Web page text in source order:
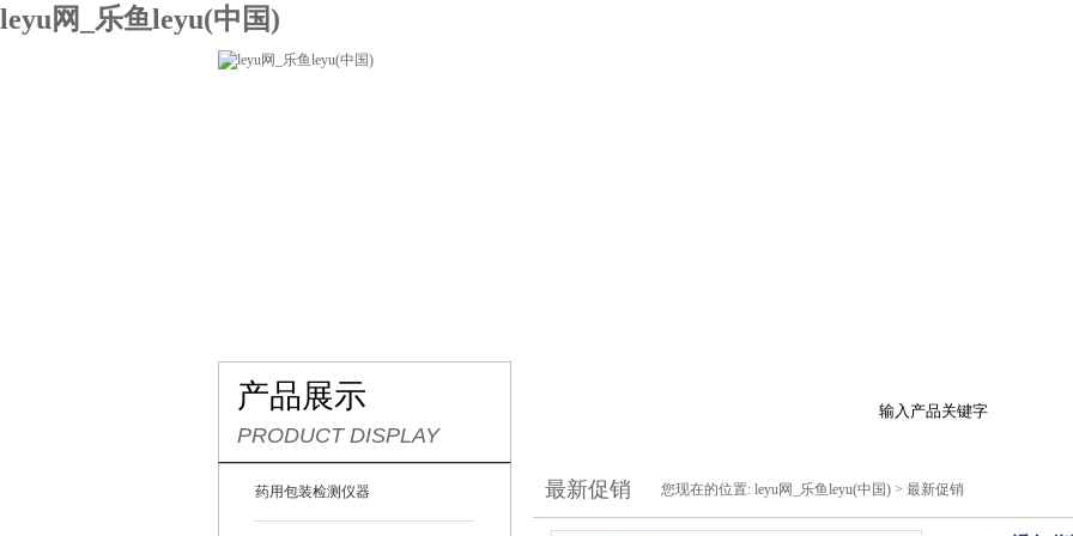
leyu网_乐鱼leyu(中国)
产品展示
PRODUCT DISPLAY
药用包装检测仪器 最新促销 您现在的位置: leyu网_乐鱼leyu(中国) > 最新促销